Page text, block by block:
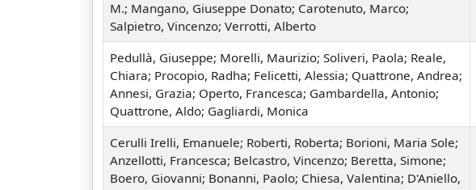
M.; Mangano, Giuseppe Donato; Carotenuto, Marco;
Salpietro, Vincenzo; Verrotti, Alberto
Pedullà, Giuseppe; Morelli, Maurizio; Soliveri, Paola; Reale,
Chiara; Procopio, Radha; Felicetti, Alessia; Quattrone, Andrea;
Annesi, Grazia; Operto, Francesca; Gambardella, Antonio;
Quattrone, Aldo; Gagliardi, Monica
Cerulli Irelli, Emanuele; Roberti, Roberta; Borioni, Maria Sole;
Anzellotti, Francesca; Belcastro, Vincenzo; Beretta, Simone;
Boero, Giovanni; Bonanni, Paolo; Chiesa, Valentina; D'Aniello,